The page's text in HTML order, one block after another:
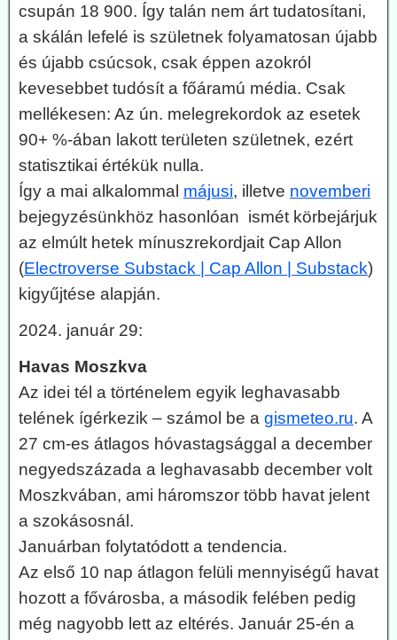
csupán 18 900. Így talán nem árt tudatosítani,
a skálán lefelé is születnek folyamatosan újabb
és újabb csúcsok, csak éppen azokról
kevesebbet tudósít a főáramú média. Csak
mellékesen: Az ún. melegrekordok az esetek
90+ %-ában lakott területen születnek, ezért
statisztikai értékük nulla.
Így a mai alkalommal májusi, illetve novemberi
bejegyzésünkhöz hasonlóan ismét körbejárjuk
az elmúlt hetek mínuszrekordjait Cap Allon
(Electroverse Substack | Cap Allon | Substack)
kigyűjtése alapján.
2024. január 29:
Havas Moszkva
Az idei tél a történelem egyik leghavasabb
telének ígérkezik – számol be a gismeteo.ru. A
27 cm-es átlagos hóvastagsággal a december
negyedszázada a leghavasabb december volt
Moszkvában, ami háromszor több havat jelent
a szokásosnál.
Januárban folytatódott a tendencia.
Az első 10 nap átlagon felüli mennyiségű havat
hozott a fővárosba, a második felében pedig
még nagyobb lett az eltérés. Január 25-én a